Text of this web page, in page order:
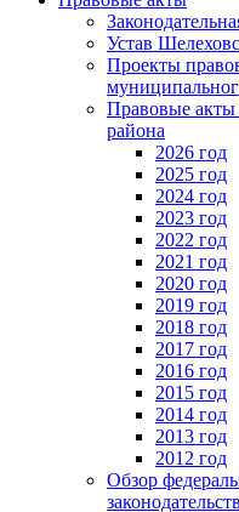
Устав
Проекты
Правовые
района
2026 год
2025 год
2024 год
2023 год
2022 год
2021 год
2020 год
2019 год
2018 год
2017 год
2016 год
2015 год
2014 год
2013 год
2012 год
Обзор